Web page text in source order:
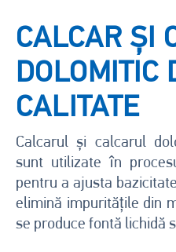
CALCAR ȘI
DOLOMITIC
CALITATE
Calcarul și calcarul
sunt utilizate în
pentru a ajusta
elimină impuritățile din
se produce fontă lichidă